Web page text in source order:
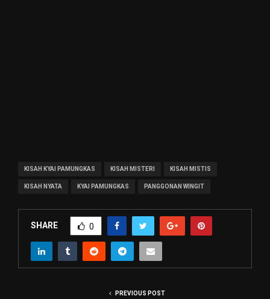
KISAH KYAI PAMUNGKAS KISAH MISTERI KISAH MISTIS
KISAH NYATA KYAI PAMUNGKAS PANGGONAN WINGIT
SHARE 0
PREVIOUS POST